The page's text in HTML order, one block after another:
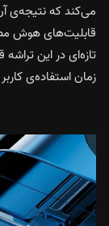
می‌کند که نتیجه‌ی آن
قابلیت‌های هوش
تازه‌ای در این
زمان استفاده‌ی